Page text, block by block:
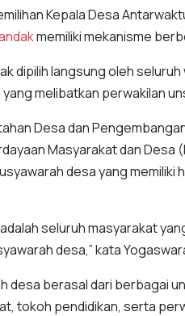
Kepala Desa
memiliki mekanisme
dipilih langsung oleh
melibatkan perwakilan
Desa dan
Masyarakat dan Desa
desa yang memiliki
seluruh masyarakat
desa,” kata
desa berasal dari berbagai
tokoh pendidikan, serta